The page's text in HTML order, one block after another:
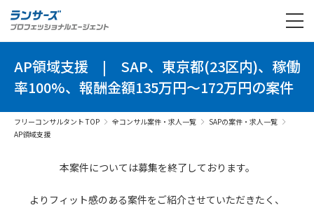
AP領域支援 | SAP、東京都(23区内)、稼働
率100%、報酬金額135万円～172万円の案件
フリーコンサルタント TOP 全コンサル案件・求人一覧
SAPの案件・求人一覧
AP領域支援
本案件については募集を終了しております。
よりフィット感のある案件をご紹介させていただきたく、